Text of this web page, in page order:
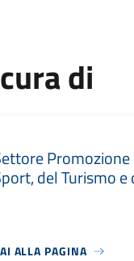
di
del Turismo
ALLA PAGINA